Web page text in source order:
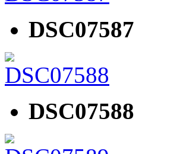
DSC07587
DSC07588